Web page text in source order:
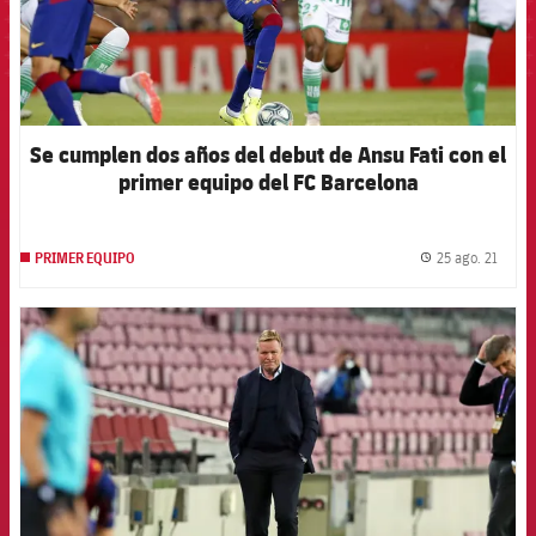
Se cumplen dos años del debut de Ansu Fati con el
primer equipo del FC Barcelona
PRIMER EQUIPO 25 ago. 21
FCB Barcelona badge